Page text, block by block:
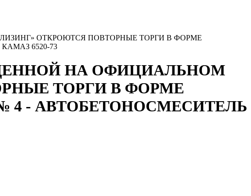
ОТКРОЮТСЯ ПОВТОРНЫЕ ТОРГИ В ФОРМЕ
6520-73
НА ОФИЦИАЛЬНОМ
ТОРГИ В ФОРМЕ
- АВТОБЕТОНОСМЕСИТЕЛЬ